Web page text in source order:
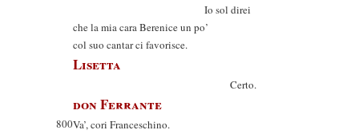
Io sol direi
che la mia cara Berenice un po’
col suo cantar ci favorisce.
Lisetta
Certo.
don Ferrante
800Va’, cori Franceschino.